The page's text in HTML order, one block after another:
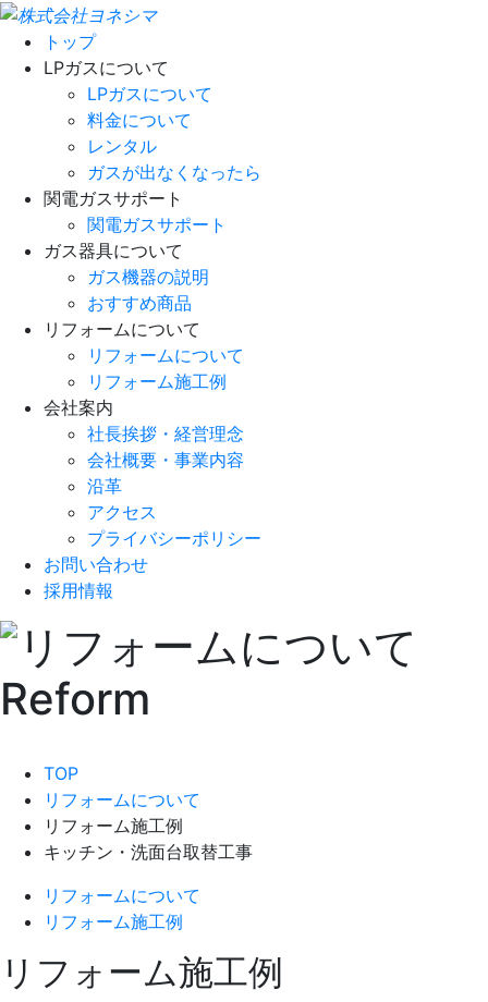
トップ
LPガスについて
LPガスについて
料金について
レンタル
ガスが出なくなったら
関電ガスサポート
関電ガスサポート
ガス器具について
ガス機器の説明
おすすめ商品
リフォームについて
リフォームについて
リフォーム施工例
会社案内
社長挨拶・経営理念
会社概要・事業内容
沿革
アクセス
プライバシーポリシー
お問い合わせ
採用情報
TOP
リフォームについて
リフォーム施工例
キッチン・洗面台取替工事
リフォームについて
リフォーム施工例
リフォーム施工例